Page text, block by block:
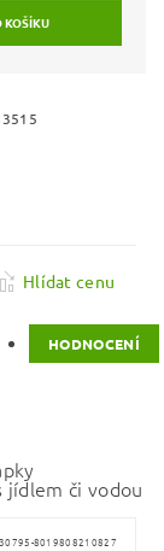
Hlídat cenu
HODNOCENÍ
jídlem či vodou
8019808210827